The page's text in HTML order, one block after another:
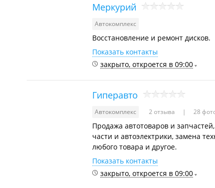
Меркурий
Автокомплекс
Восстановление и ремонт дисков.
Показать контакты
закрыто, откроется в 09:00
Гиперавто
Автокомплекс 2 отзыва 28
Продажа автотоваров и
части и автоэлектрики, замена
любого товара и другое.
Показать контакты
закрыто, откроется в 09:00